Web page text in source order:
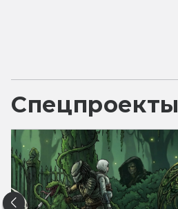
Спецпроекты